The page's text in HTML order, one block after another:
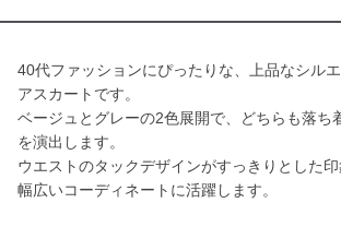
40代ファッションにぴったりな、上品なシル
アスカートです。
ベージュとグレーの2色展開で、どちらも落ち
を演出します。
ウエストのタックデザインがすっきりとした印
幅広いコーディネートに活躍します。